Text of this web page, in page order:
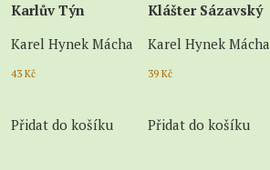
Karlův Týn
Karel Hynek Mácha
43 Kč
Přidat do košíku
Klášter Sázavský
Karel Hynek Mácha
39 Kč
Přidat do košíku